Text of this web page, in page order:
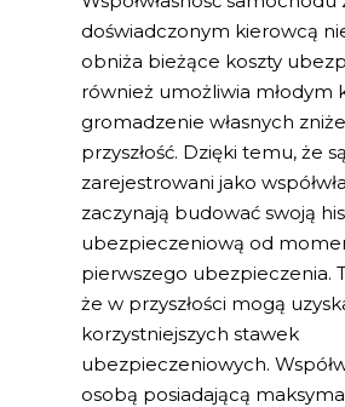
doświadczonym kierowcą
obniża bieżące koszty
również umożliwia młodym
gromadzenie własnych
przyszłość. Dzięki temu, że są
zarejestrowani jako
zaczynają budować swoją
ubezpieczeniową od
pierwszego ubezpieczenia.
że w przyszłości mogą
korzystniejszych stawek
ubezpieczeniowych.
osobą posiadającą